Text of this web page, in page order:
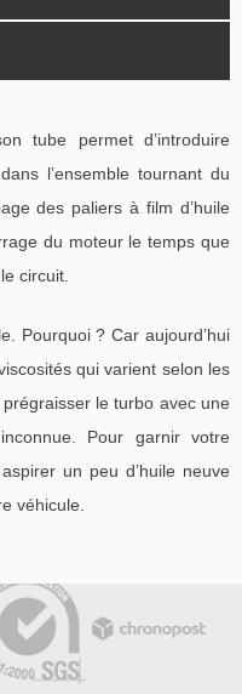
tube permet d’introduire
l’ensemble tournant du
des paliers à film d’huile
du moteur le temps que
circuit.
Pourquoi ? Car aujourd’hui
qui varient selon les
le turbo avec une
Pour garnir votre
un peu d’huile neuve
véhicule.